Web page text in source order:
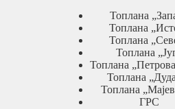
Топлана
Топлана
Топлана
Топлана
Топлана
Топлана
Топлана
ГРС